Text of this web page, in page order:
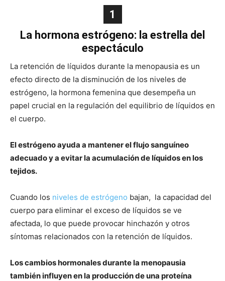
1
La hormona estrógeno: la estrella del
espectáculo
La retención de líquidos durante la menopausia es un
efecto directo de la disminución de los niveles de
estrógeno, la hormona femenina que desempeña un
papel crucial en la regulación del equilibrio de líquidos en
el cuerpo.
El estrógeno ayuda a mantener el flujo sanguíneo
adecuado y a evitar la acumulación de líquidos en los
tejidos.
Cuando los niveles de estrógeno bajan, la capacidad del
cuerpo para eliminar el exceso de líquidos se ve
afectada, lo que puede provocar hinchazón y otros
síntomas relacionados con la retención de líquidos.
Los cambios hormonales durante la menopausia
también influyen en la producción de una proteína